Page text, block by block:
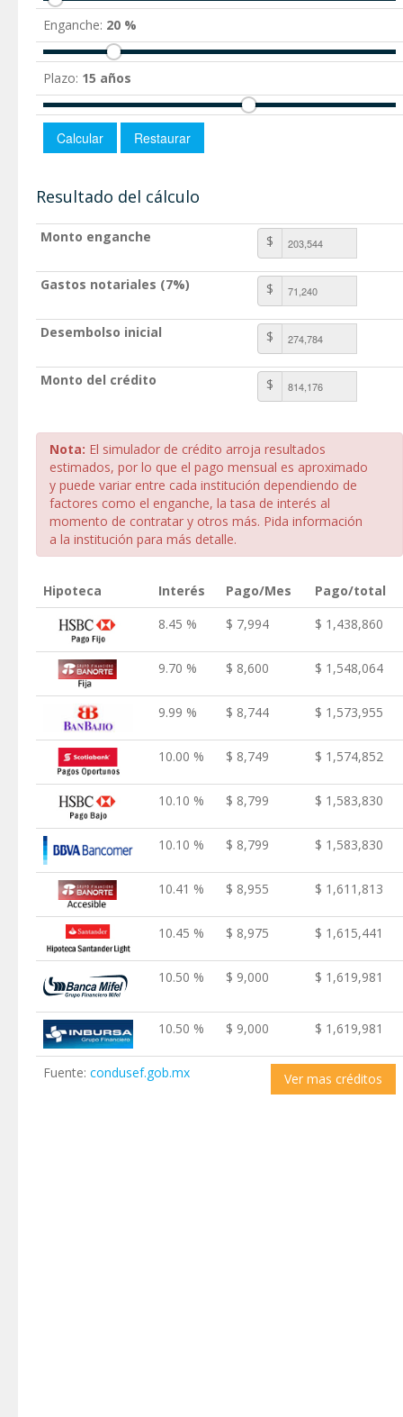
Enganche: 20 %
Plazo: 15 años
Resultado del cálculo
Monto enganche $
Gastos notariales (7%) $
Desembolso inicial $
Monto del crédito $
Nota: El simulador de crédito arroja resultados
estimados, por lo que el pago mensual es aproximado
y puede variar entre cada institución dependiendo de
factores como el enganche, la tasa de interés al
momento de contratar y otros más. Pida información
a la institución para más detalle.
Hipoteca Interés Pago/Mes
Pago/total
8.45 %
$ 7,994 $ 1,438,860
9.70 % $ 8,600 $ 1,548,064
9.99 % $ 8,744 $ 1,573,955
10.00 % $ 8,749 $ 1,574,852
10.10 % $ 8,799 $ 1,583,830
10.10 % $ 8,799 $ 1,583,830
10.41 % $ 8,955 $ 1,611,813
10.45 % $ 8,975 $ 1,615,441
10.50 % $ 9,000 $ 1,619,981
10.50 % $ 9,000 $ 1,619,981
Fuente: condusef.gob.mx Ver mas créditos